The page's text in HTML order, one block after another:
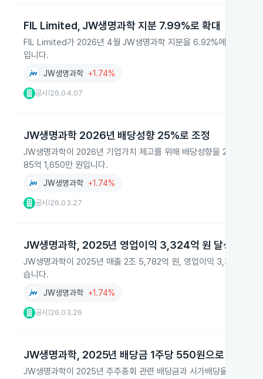
FIL Limited, JW생명과학 지분 7.99%로 확대
FIL Limited가 2026년 4월 JW생명과학 지분을 6.92%에서 7.99%
입니다.
JW생명과학 +1.74%
공시 26.04.07
JW생명과학 2026년 배당성향 25%로 조정
JW생명과학이 2026년 기업가치 제고를 위해 배당성향을 25% 내
85억 1,650만 원입니다.
JW생명과학 +1.74%
공시 26.03.27
JW생명과학, 2025년 영업이익 3,324억 원 달성
JW생명과학이 2025년 매출 2조 5,782억 원, 영업이익 3,324억 원
습니다.
JW생명과학 +1.74%
공시 26.03.26
JW생명과학, 2025년 배당금 1주당 550원으로 정정 발
JW생명과학이 2025년 주주총회 관련 배당금과 시가배당율을 정정